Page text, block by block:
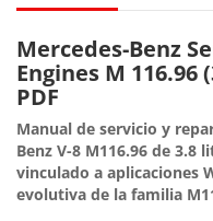
Mercedes-Benz
Engines M 116.96
PDF
Manual de servicio y
Benz V-8 M116.96 de 3.8
vinculado a aplicaciones
evolutiva de la familia